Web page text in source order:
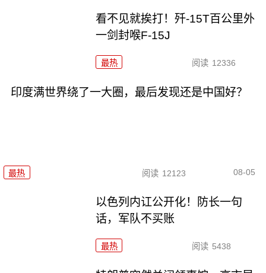
看不见就挨打！歼-15T百公里外
一剑封喉F-15J
最热 阅读 12336
印度满世界绕了一大圈，最后发现还是中国好？
最热 阅读 12123 08-05
以色列内讧公开化！防长一句
话，军队不买账
最热 阅读 5438